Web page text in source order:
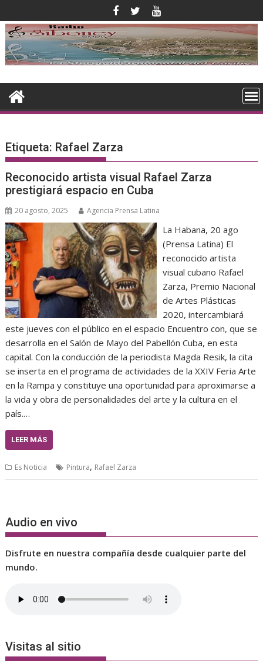
al
contenido
Etiqueta: Rafael Zarza
Reconocido artista visual Rafael Zarza
prestigiará espacio en Cuba
20 agosto, 2025 Agencia Prensa Latina
La Habana, 20 ago
(Prensa Latina) El
reconocido artista
visual cubano Rafael
Zarza, Premio Nacional
de Artes Plásticas
2020, intercambiará
este jueves con el público en el espacio Encuentro con, que se
desarrolla en el Salón de Mayo del Pabellón Cuba, en esta
capital. Con la conducción de la periodista Magda Resik, la cita
se inserta en el programa de actividades de la XXIV Feria Arte
en la Rampa y constituye una oportunidad para aproximarse a
la vida y obra de personalidades del arte y la cultura en el
país.…
LEER MÁS
Es Noticia Pintura, Rafael Zarza
Audio en vivo
Disfrute en nuestra compañía desde cualquier parte del
mundo.
Visitas al sitio